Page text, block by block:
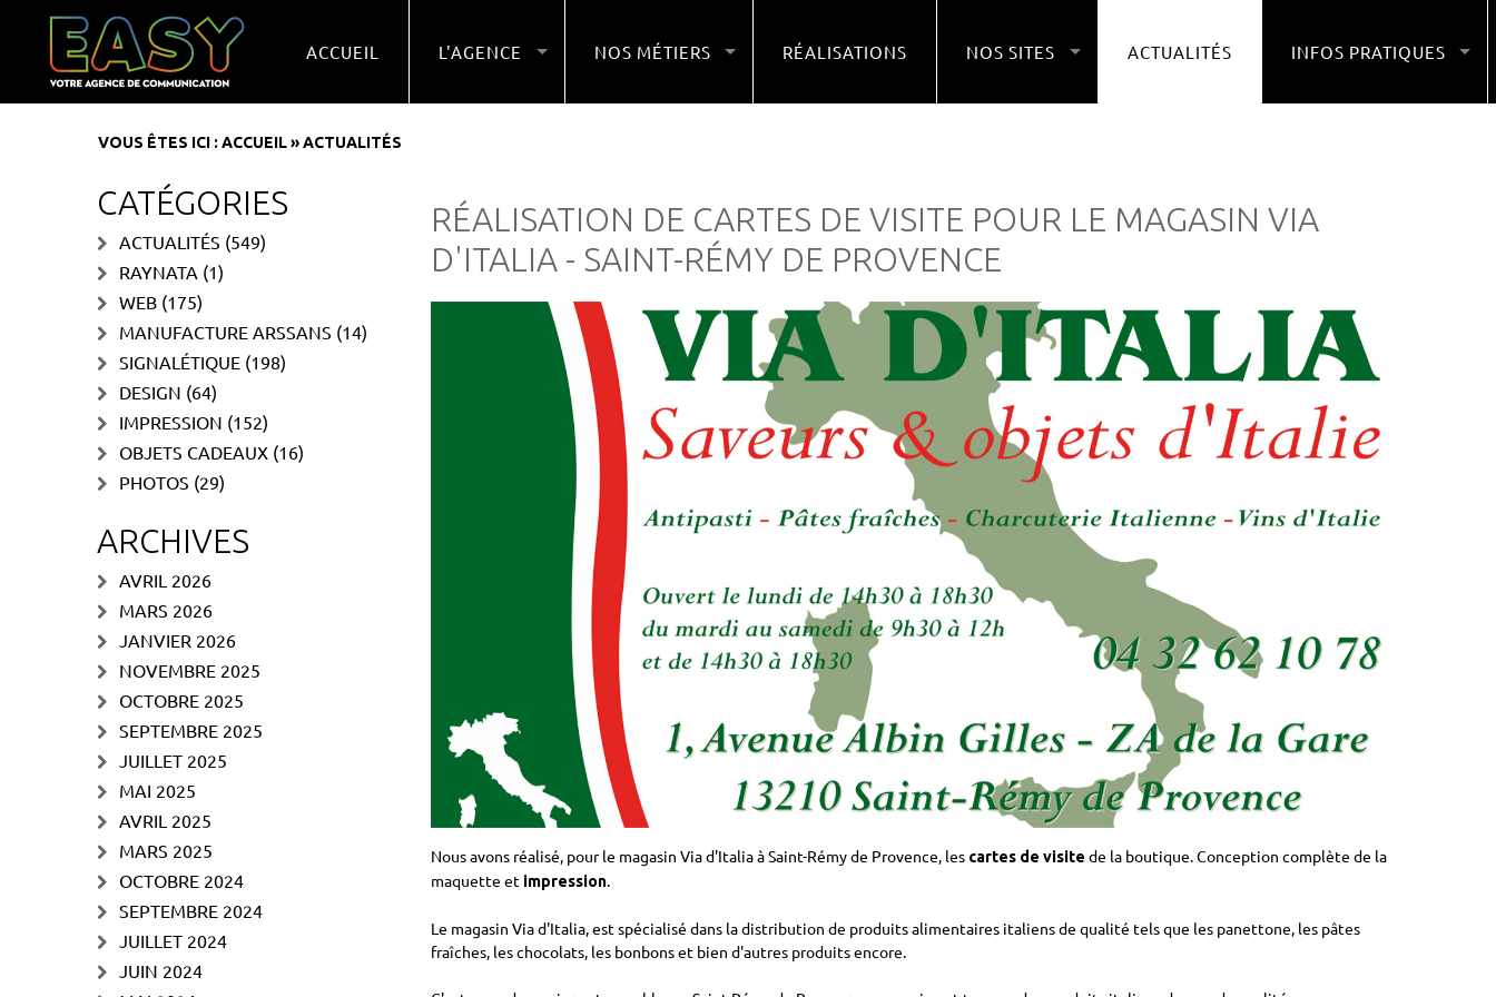
ACCUEIL L'AGENCE NOS MÉTIERS RÉALISATIONS NOS SITES ACTUALITÉS INFOS PRATIQUES
VOUS ÊTES ICI : ACCUEIL»ACTUALITÉS
RÉALISATION DE CARTES DE VISITE POUR LE MAGASIN VIA
D'ITALIA - SAINT-RÉMY DE PROVENCE
Nous avons réalisé, pour le magasin Via d'Italia à Saint-Rémy de Provence, les cartes de visite de la boutique. Conception complète de la
maquette et impression.
Le magasin Via d'Italia, est spécialisé dans la distribution de produits alimentaires italiens de qualité tels que les panettone, les pâtes
fraîches, les chocolats, les bonbons et bien d'autres produits encore.
CATÉGORIES
ACTUALITÉS (549)
RAYNATA (1)
WEB (175)
MANUFACTURE ARSSANS (14)
SIGNALÉTIQUE (198)
DESIGN (64)
IMPRESSION (152)
OBJETS CADEAUX (16)
PHOTOS (29)
ARCHIVES
AVRIL 2026
MARS 2026
JANVIER 2026
NOVEMBRE 2025
OCTOBRE 2025
SEPTEMBRE 2025
JUILLET 2025
MAI 2025
AVRIL 2025
MARS 2025
OCTOBRE 2024
SEPTEMBRE 2024
JUILLET 2024
JUIN 2024